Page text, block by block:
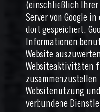
(einschließlich Ihrer
Server von Google
dort gespeichert.
Informationen
Website
Websiteaktivitäten
Websitenutzung
verbundene